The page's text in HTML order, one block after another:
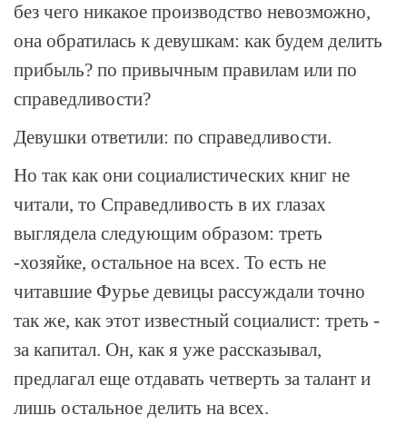
без чего никакое производство невозможно,
она обратилась к девушкам: как будем делить
прибыль? по привычным правилам или по
справедливости?
Девушки ответили: по справедливости.
Но так как они социалистических книг не
читали, то Справедливость в их глазах
выглядела следующим образом: треть
-хозяйке, остальное на всех. То есть не
читавшие Фурье девицы рассуждали точно
так же, как этот известный социалист: треть -
за капитал. Он, как я уже рассказывал,
предлагал еще отдавать четверть за талант и
лишь остальное делить на всех.